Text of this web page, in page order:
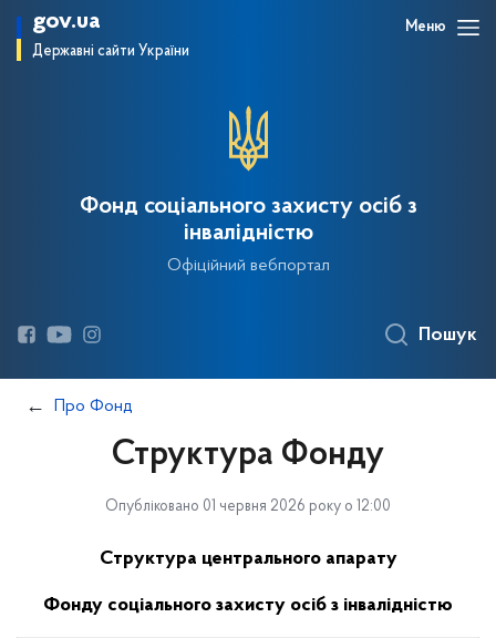
gov.ua
Державні сайти України
Меню
Фонд соціального захисту осіб з
інвалідністю
Офіційний вебпортал
Пошук
Про Фонд
Структура Фонду
Опубліковано 01 червня 2026 року о 12:00
Структура центрального апарату
Фонду соціального захисту осіб з інвалідністю